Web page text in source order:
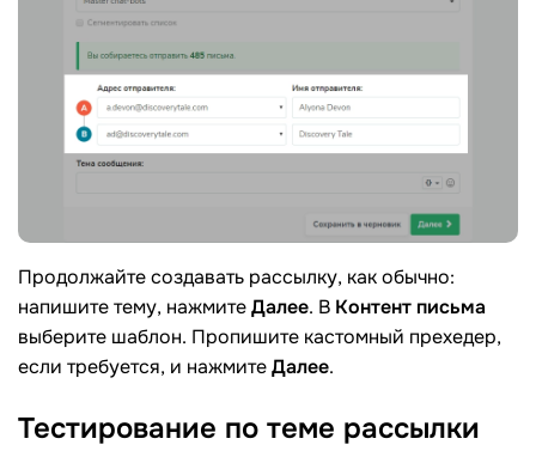
Продолжайте создавать рассылку, как обычно:
напишите тему, нажмитеДалее. В Контент письма
выберите шаблон. Пропишите кастомный прехедер,
если требуется, и нажмитеДалее.
Тестирование по теме рассылки